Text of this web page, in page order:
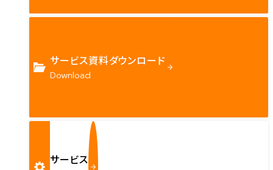
サービス資料ダウンロード
Download
サービス